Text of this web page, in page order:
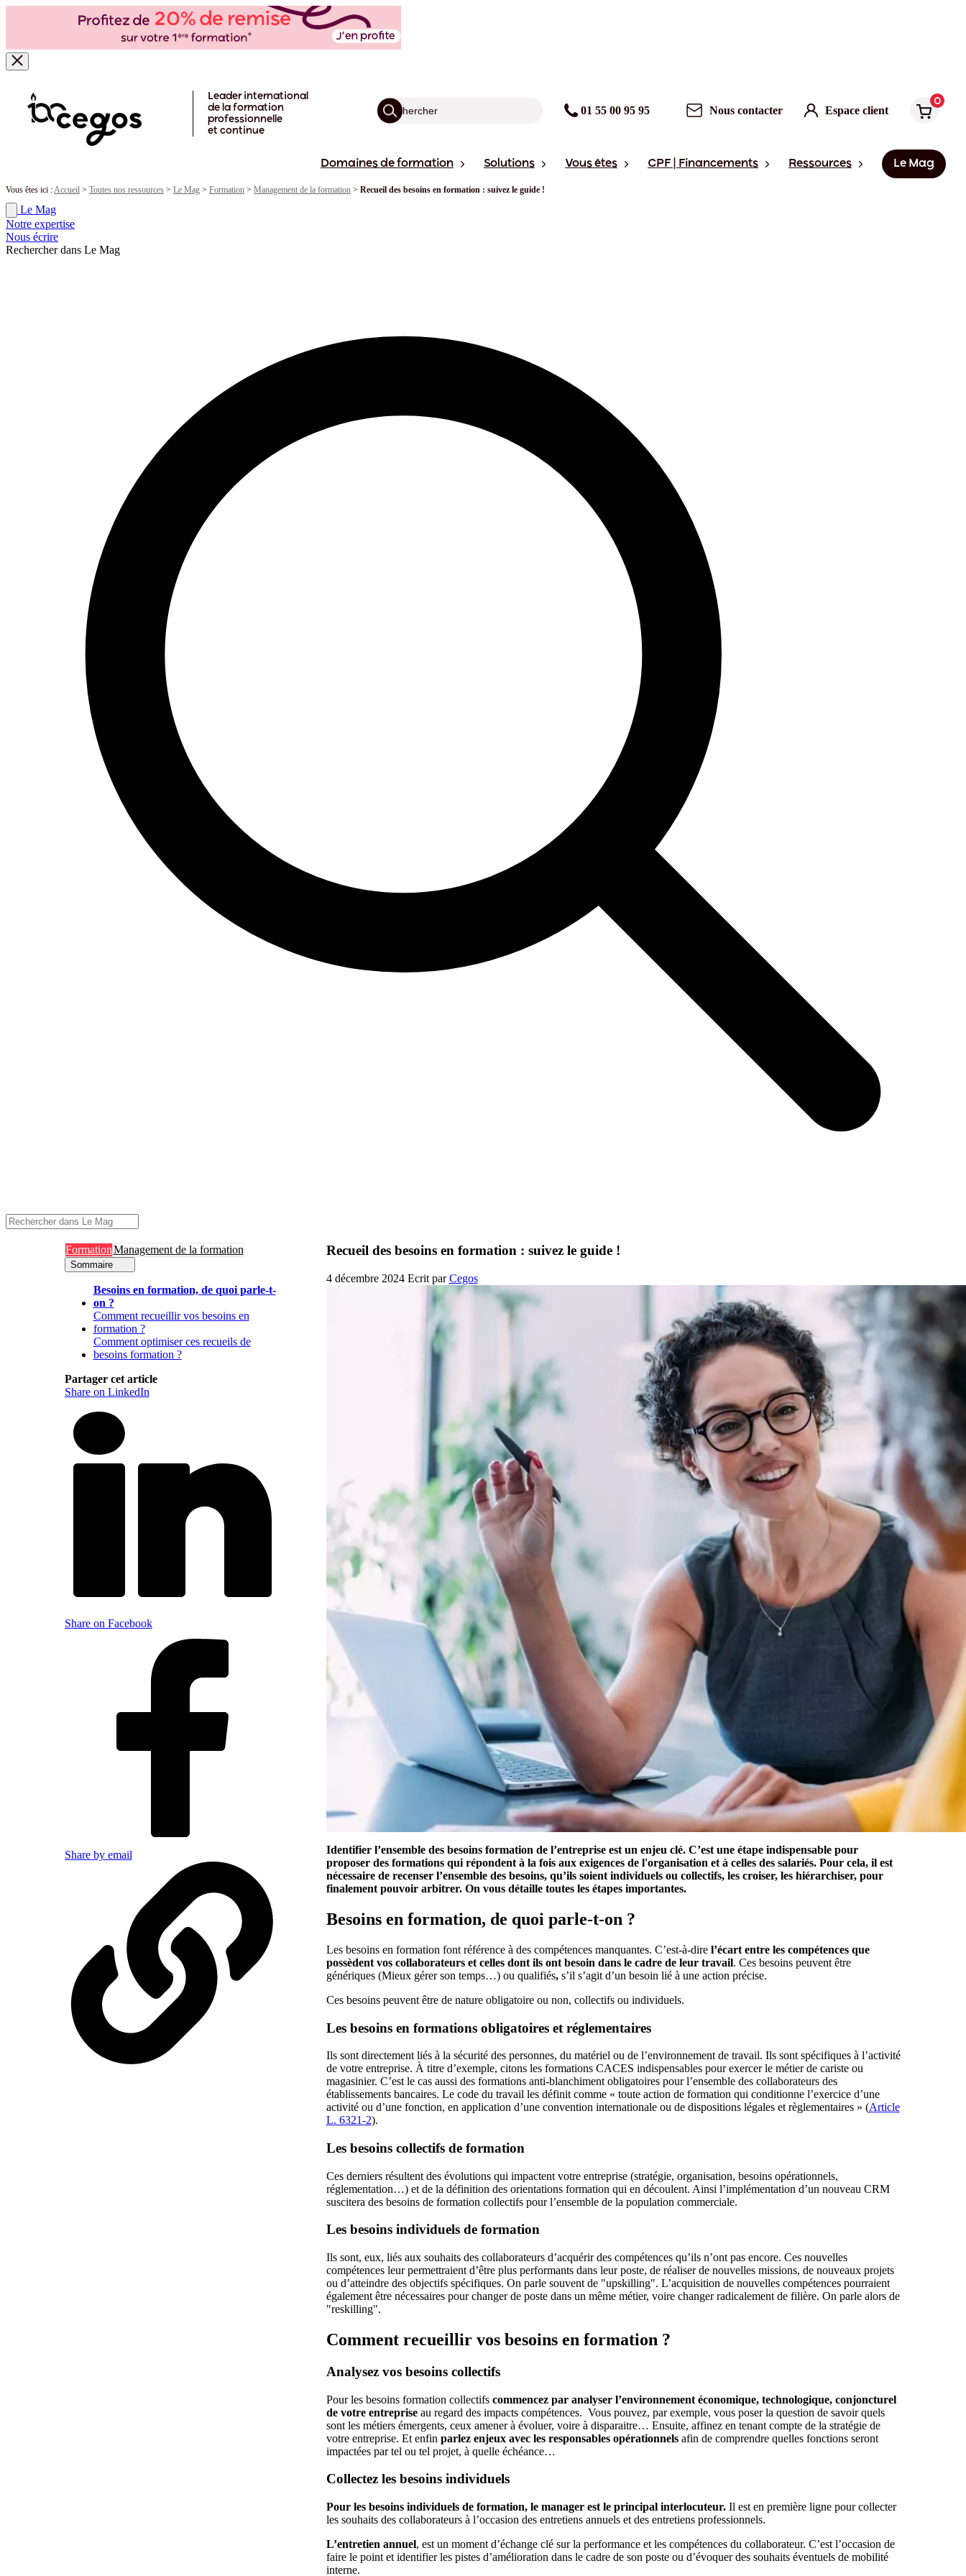
Leader international
de la formation
professionnelle
et continue
01 55 00 95 95 Nous contacter Espace client
0
Domaines de formation Solutions Vous êtes CPF | Financements Ressources Le Mag
Vous êtes ici :Accueil > Toutes nos ressources > Le Mag > Formation > Management de la formation > Recueil des besoins en formation : suivez le guide !
Le Mag
Notre expertise
Nous écrire
Rechercher dans Le Mag
FormationManagement de la formation
Sommaire
Besoins en formation, de quoi parle-t-
on ?
Comment recueillir vos besoins en
formation ?
Comment optimiser ces recueils de
besoins formation ?
Partager cet article
Share on LinkedIn
Share on Facebook
Share by email
Recueil des besoins en formation : suivez le guide !
4 décembre 2024 Ecrit parCegos
Identifier l’ensemble des besoins formation de l’entreprise est un enjeu clé. C’est une étape indispensable pour
proposer des formations qui répondent à la fois aux exigences de l'organisation et à celles des salariés. Pour cela, il est
nécessaire de recenser l’ensemble des besoins, qu’ils soient individuels ou collectifs, les croiser, les hiérarchiser, pour
finalement pouvoir arbitrer. On vous détaille toutes les étapes importantes.
Besoins en formation, de quoi parle-t-on ?
Les besoins en formation font référence à des compétences manquantes. C’est-à-dire l’écart entre les compétences que
possèdent vos collaborateurs et celles dont ils ont besoin dans le cadre de leur travail. Ces besoins peuvent être
génériques (Mieux gérer son temps…) ou qualifiés,s’il s’agit d’un besoin lié à une action précise.
Ces besoins peuvent être de nature obligatoire ou non, collectifs ou individuels.
Les besoins en formations obligatoires et réglementaires
Ils sont directement liés à la sécurité des personnes, du matériel ou de l’environnement de travail. Ils sont spécifiques à l’activité
de votre entreprise. À titre d’exemple, citons les formations CACES indispensables pour exercer le métier de cariste ou
magasinier. C’est le cas aussi des formations anti-blanchiment obligatoires pour l’ensemble des collaborateurs des
établissements bancaires. Le code du travail les définit comme « toute action de formation qui conditionne l’exercice d’une
activité ou d’une fonction, en application d’une convention internationale ou de dispositions légales et règlementaires » (Article
L. 6321-2).
Les besoins collectifs de formation
Ces derniers résultent des évolutions qui impactent votre entreprise (stratégie, organisation, besoins opérationnels,
réglementation…) et de la définition des orientations formation qui en découlent. Ainsi l’implémentation d’un nouveau CRM
suscitera des besoins de formation collectifs pour l’ensemble de la population commerciale.
Les besoins individuels de formation
Ils sont, eux, liés aux souhaits des collaborateurs d’acquérir des compétences qu’ils n’ont pas encore. Ces nouvelles
compétences leur permettraient d’être plus performants dans leur poste, de réaliser de nouvelles missions, de nouveaux projets
ou d’atteindre des objectifs spécifiques. On parle souvent de "upskilling". L’acquisition de nouvelles compétences pourraient
également être nécessaires pour changer de poste dans un même métier, voire changer radicalement de filière. On parle alors de
"reskilling".
Comment recueillir vos besoins en formation ?
Analysez vos besoins collectifs
Pour les besoins formation collectifscommencez par analyser l’environnement économique, technologique, conjoncturel
de votre entrepriseau regard des impacts compétences. Vous pouvez, par exemple, vous poser la question de savoir quels
sont les métiers émergents, ceux amener à évoluer, voire à disparaitre… Ensuite, affinez en tenant compte de la stratégie de
votre entreprise. Et enfin parlez enjeux avec les responsables opérationnels afin de comprendre quelles fonctions seront
impactées par tel ou tel projet, à quelle échéance…
Collectez les besoins individuels
Pour les besoins individuels de formation, le manager est le principal interlocuteur.Il est en première ligne pour collecter
les souhaits des collaborateurs à l’occasion des entretiens annuels et des entretiens professionnels.
L’entretien annuel, est un moment d’échange clé sur la performance et les compétences du collaborateur. C’est l’occasion de
faire le point et identifier les pistes d’amélioration dans le cadre de son poste ou d’évoquer des souhaits éventuels de mobilité
interne.